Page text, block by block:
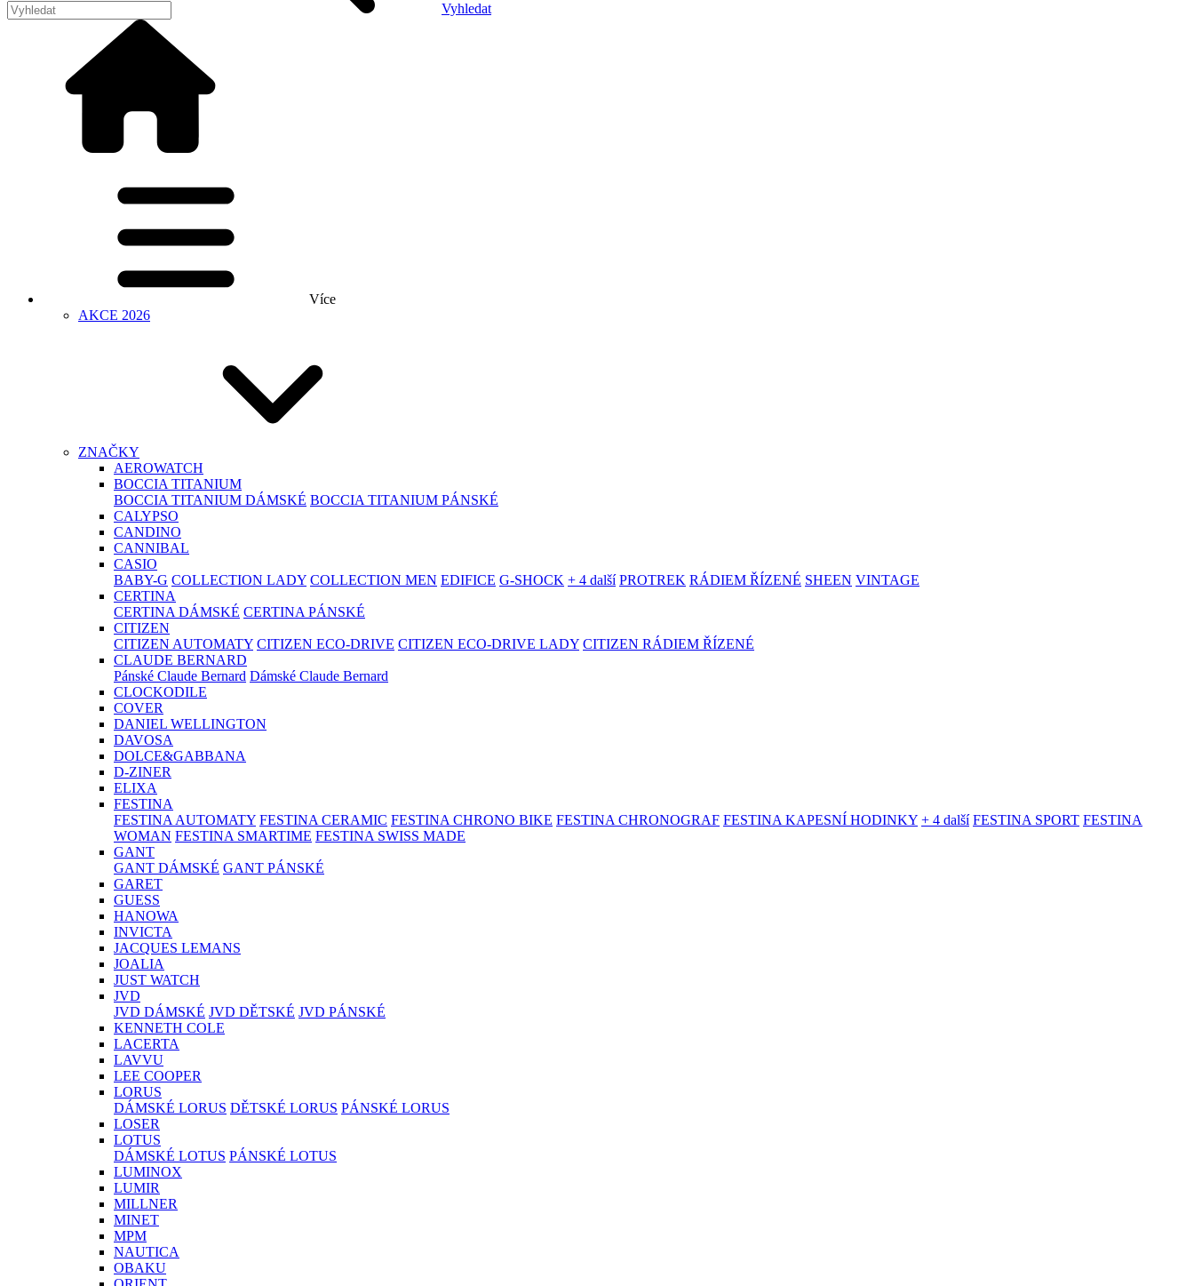
Vyhledat
Více
AKCE 2026
ZNAČKY
AEROWATCH
BOCCIA TITANIUM
BOCCIA TITANIUM DÁMSKÉ BOCCIA TITANIUM PÁNSKÉ
CALYPSO
CANDINO
CANNIBAL
CASIO
BABY-G COLLECTION LADY COLLECTION MEN EDIFICE G-SHOCK + 4 další PROTREK RÁDIEM ŘÍZENÉ SHEEN VINTAGE
CERTINA
CERTINA DÁMSKÉ CERTINA PÁNSKÉ
CITIZEN
CITIZEN AUTOMATY CITIZEN ECO-DRIVE CITIZEN ECO-DRIVE LADY CITIZEN RÁDIEM ŘÍZENÉ
CLAUDE BERNARD
Pánské Claude Bernard Dámské Claude Bernard
CLOCKODILE
COVER
DANIEL WELLINGTON
DAVOSA
DOLCE&GABBANA
D-ZINER
ELIXA
FESTINA
FESTINA AUTOMATY FESTINA CERAMIC FESTINA CHRONO BIKE FESTINA CHRONOGRAF FESTINA KAPESNÍ HODINKY + 4 další FESTINA SPORT FESTINA
WOMAN FESTINA SMARTIME FESTINA SWISS MADE
GANT
GANT DÁMSKÉ GANT PÁNSKÉ
GARET
GUESS
HANOWA
INVICTA
JACQUES LEMANS
JOALIA
JUST WATCH
JVD
JVD DÁMSKÉ JVD DĚTSKÉ JVD PÁNSKÉ
KENNETH COLE
LACERTA
LAVVU
LEE COOPER
LORUS
DÁMSKÉ LORUS DĚTSKÉ LORUS PÁNSKÉ LORUS
LOSER
LOTUS
DÁMSKÉ LOTUS PÁNSKÉ LOTUS
LUMINOX
LUMIR
MILLNER
MINET
MPM
NAUTICA
OBAKU